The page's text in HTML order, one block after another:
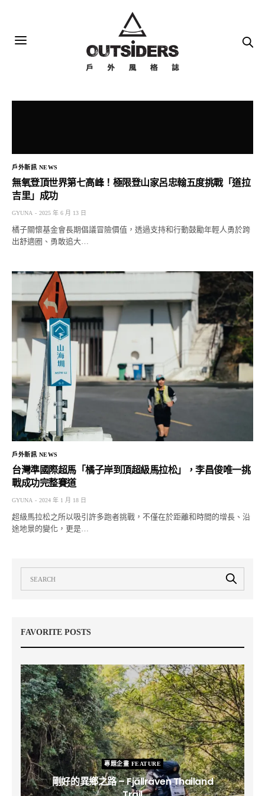
戶外新訊 NEWS
無氧登頂世界第七高峰！極限登山家呂忠翰五度挑戰「道拉
吉里」成功
GYUNA 2025 年 6 月 13 日
橘子關懷基金會長期倡議冒險價值，透過支持和行動鼓勵年輕人勇於跨
出舒適圈、勇敢追大…
戶外新訊 NEWS
台灣準國際超馬「橘子岸到頂超級馬拉松」，李昌俊唯一挑
戰成功完整賽道
GYUNA 2024 年 1 月 18 日
超級馬拉松之所以吸引許多跑者挑戰，不僅在於距離和時間的增長、沿
途地景的變化，更是…
FAVORITE POSTS
專題企畫 FEATURE
剛好的異鄉之路 – Fjällräven Thailand